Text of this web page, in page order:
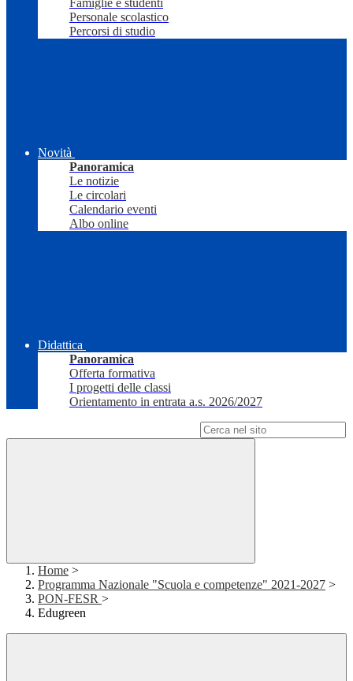
Famiglie e studenti
Personale scolastico
Percorsi di studio
Novità
Panoramica
Le notizie
Le circolari
Calendario eventi
Albo online
Didattica
Panoramica
Offerta formativa
I progetti delle classi
Orientamento in entrata a.s. 2026/2027
Home >
Programma Nazionale "Scuola e competenze" 2021-2027 >
PON-FESR >
Edugreen